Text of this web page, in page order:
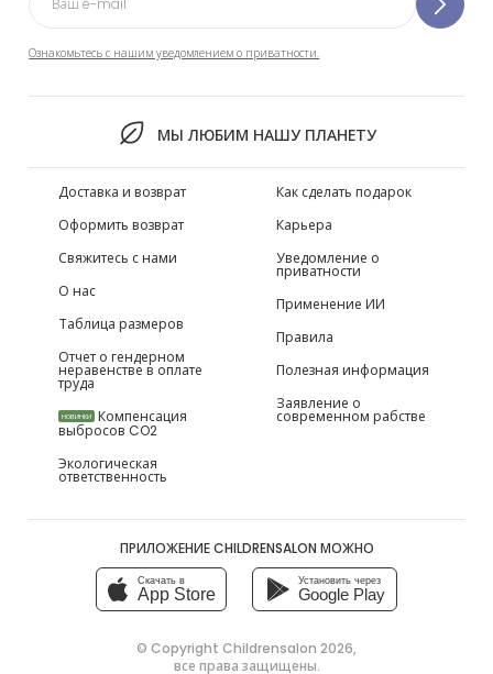
Ознакомьтесь с нашим уведомлением о приватности.
МЫ ЛЮБИМ НАШУ ПЛАНЕТУ
Доставка и возврат
Оформить возврат
Свяжитесь с нами
О нас
Таблица размеров
Отчет о гендерном
неравенстве в оплате
труда
НОВИНКИ Компенсация
выбросов CO2
Экологическая
ответственность
Как сделать подарок
Карьера
Уведомление о
приватности
Применение ИИ
Правила
Полезная информация
Заявление о
современном рабстве
ПРИЛОЖЕНИЕ CHILDRENSALON МОЖНО
Скачать в
App Store
Установить через
Google Play
© Copyright Childrensalon 2026,
все права защищены.